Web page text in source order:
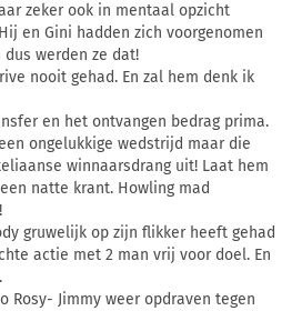
zeker ook in mentaal opzicht
en Gini hadden zich voorgenomen
dus werden ze dat!
nooit gehad. En zal hem denk ik
en het ontvangen bedrag prima.
ongelukkige wedstrijd maar die
winnaarsdrang uit! Laat hem
natte krant. Howling mad
gruwelijk op zijn flikker heeft gehad
actie met 2 man vrij voor doel. En
Rosy- Jimmy weer opdraven tegen